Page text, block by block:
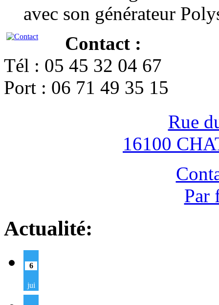
avec son générateur
Contact :
Tél : 05 45 32 04 67
Port : 06 71 49 35 15
Rue
16100
Par
Actualité:
6
jui